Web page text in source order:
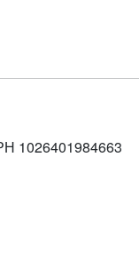
1026401984663